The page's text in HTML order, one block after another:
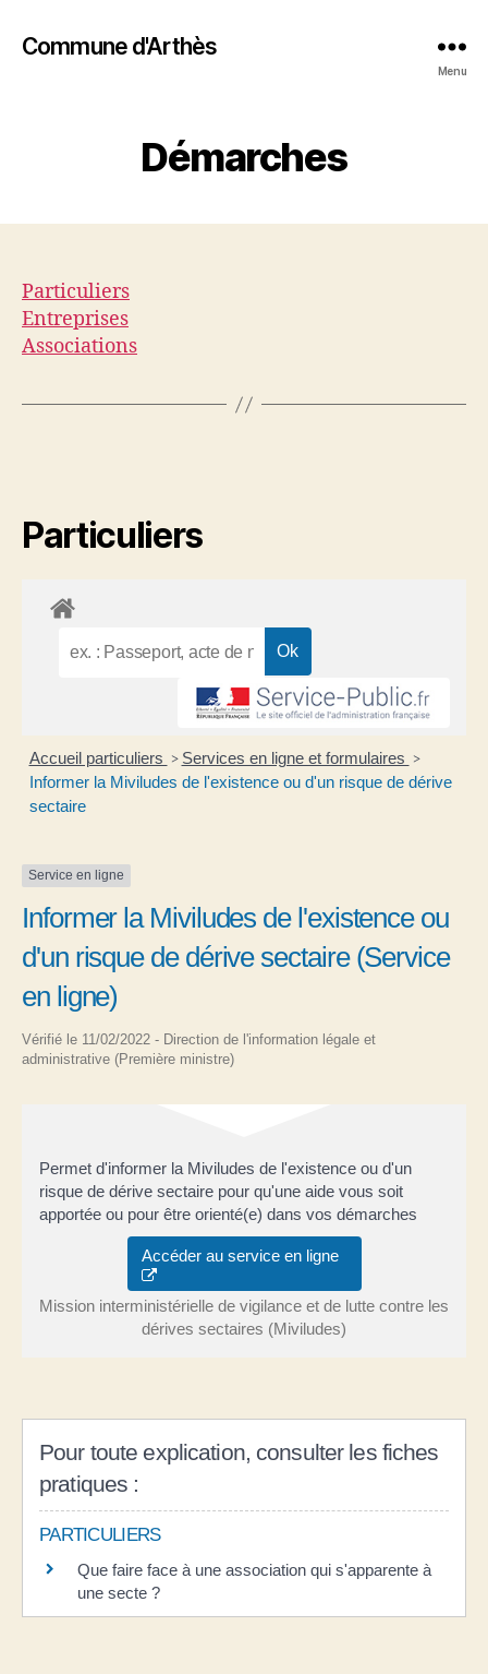
Commune d'Arthès
Menu
Démarches
Particuliers
Entreprises
Associations
Particuliers
Accueil particuliers > Services en ligne et formulaires >
Informer la Miviludes de l'existence ou d'un risque de dérive
sectaire
Service en ligne
Informer la Miviludes de l'existence ou
d'un risque de dérive sectaire (Service
en ligne)
Vérifié le 11/02/2022 - Direction de l'information légale et
administrative (Première ministre)
Permet d'informer la Miviludes de l'existence ou d'un
risque de dérive sectaire pour qu'une aide vous soit
apportée ou pour être orienté(e) dans vos démarches
Accéder au service en ligne
Mission interministérielle de vigilance et de lutte contre les
dérives sectaires (Miviludes)
Pour toute explication, consulter les fiches
pratiques :
PARTICULIERS
Que faire face à une association qui s'apparente à
une secte ?